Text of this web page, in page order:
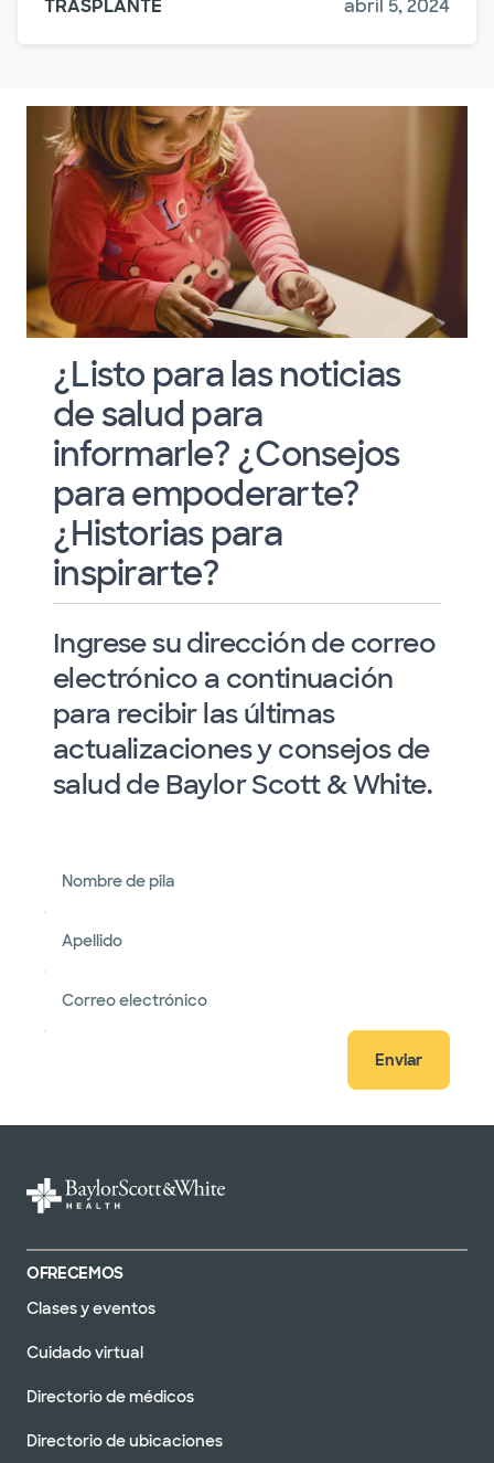
TRASPLANTE abril 5, 2024
¿Listo para las noticias
de salud para
informarle? ¿Consejos
para empoderarte?
¿Historias para
inspirarte?
Ingrese su dirección de correo
electrónico a continuación
para recibir las últimas
actualizaciones y consejos de
salud de Baylor Scott & White.
Nombre de pila
Apellido
Correo electrónico
Enviar
OFRECEMOS
Clases y eventos
Cuidado virtual
Directorio de médicos
Directorio de ubicaciones